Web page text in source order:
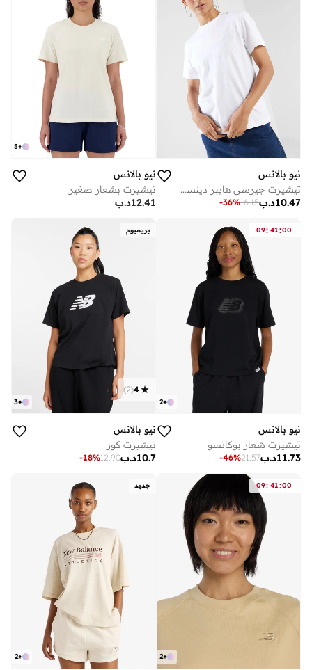
نيو بالانس
تيشيرت جيرسي هايبر دينستي
د.ب10.47
16.15
-36%
+
5
نيو بالانس
تيشيرت بشعار صغير
د.ب12.41
09: 41:00
+
2
نيو بالانس
تيشيرت شعار بوكاتسو
د.ب11.73
21.57
-46%
بريميوم
+
3
4
(
2
)
نيو بالانس
تيشيرت كور
د.ب10.7
12.90
-18%
09: 41:00
+
2
جديد
+
2